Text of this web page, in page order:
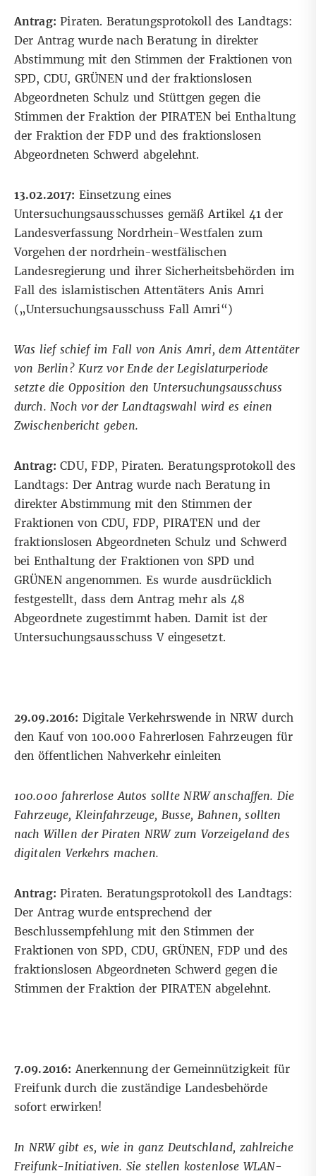
Antrag: Piraten. Beratungsprotokoll des Landtags:
Der Antrag wurde nach Beratung in direkter
Abstimmung mit den Stimmen der Fraktionen von
SPD, CDU, GRÜNEN und der fraktionslosen
Abgeordneten Schulz und Stüttgen gegen die
Stimmen der Fraktion der PIRATEN bei Enthaltung
der Fraktion der FDP und des fraktionslosen
Abgeordneten Schwerd abgelehnt.
13.02.2017: Einsetzung eines
Untersuchungsausschusses gemäß Artikel 41 der
Landesverfassung Nordrhein-Westfalen zum
Vorgehen der nordrhein-westfälischen
Landesregierung und ihrer Sicherheitsbehörden im
Fall des islamistischen Attentäters Anis Amri
(„Untersuchungsausschuss Fall Amri“)
Was lief schief im Fall von Anis Amri, dem Attentäter
von Berlin? Kurz vor Ende der Legislaturperiode
setzte die Opposition den Untersuchungsausschuss
durch. Noch vor der Landtagswahl wird es einen
Zwischenbericht geben.
Antrag: CDU, FDP, Piraten. Beratungsprotokoll des
Landtags: Der Antrag wurde nach Beratung in
direkter Abstimmung mit den Stimmen der
Fraktionen von CDU, FDP, PIRATEN und der
fraktionslosen Abgeordneten Schulz und Schwerd
bei Enthaltung der Fraktionen von SPD und
GRÜNEN angenommen. Es wurde ausdrücklich
festgestellt, dass dem Antrag mehr als 48
Abgeordnete zugestimmt haben. Damit ist der
Untersuchungsausschuss V eingesetzt.
29.09.2016: Digitale Verkehrswende in NRW durch
den Kauf von 100.000 Fahrerlosen Fahrzeugen für
den öffentlichen Nahverkehr einleiten
100.000 fahrerlose Autos sollte NRW anschaffen. Die
Fahrzeuge, Kleinfahrzeuge, Busse, Bahnen, sollten
nach Willen der Piraten NRW zum Vorzeigeland des
digitalen Verkehrs machen.
Antrag:Piraten. Beratungsprotokoll des Landtags:
Der Antrag wurde entsprechend der
Beschlussempfehlung mit den Stimmen der
Fraktionen von SPD, CDU, GRÜNEN, FDP und des
fraktionslosen Abgeordneten Schwerd gegen die
Stimmen der Fraktion der PIRATEN abgelehnt.
7.09.2016: Anerkennung der Gemeinnützigkeit für
Freifunk durch die zuständige Landesbehörde
sofort erwirken!
In NRW gibt es, wie in ganz Deutschland, zahlreiche
Freifunk-Initiativen. Sie stellen kostenlose WLAN-